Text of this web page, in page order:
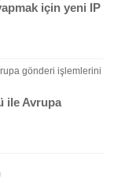
için yeni IP
ile Avrupa